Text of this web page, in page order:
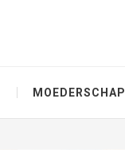
MOEDERSCHAP